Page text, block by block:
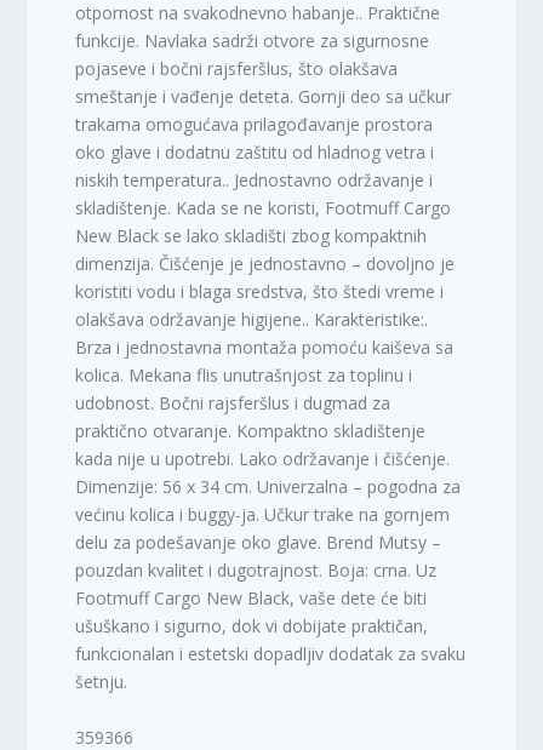
otpornost na svakodnevno habanje.. Praktične
funkcije. Navlaka sadrži otvore za sigurnosne
pojaseve i bočni rajsferšlus, što olakšava
smeštanje i vađenje deteta. Gornji deo sa učkur
trakama omogućava prilagođavanje prostora
oko glave i dodatnu zaštitu od hladnog vetra i
niskih temperatura.. Jednostavno održavanje i
skladištenje. Kada se ne koristi, Footmuff Cargo
New Black se lako skladišti zbog kompaktnih
dimenzija. Čišćenje je jednostavno – dovoljno je
koristiti vodu i blaga sredstva, što štedi vreme i
olakšava održavanje higijene.. Karakteristike:.
Brza i jednostavna montaža pomoću kaiševa sa
kolica. Mekana flis unutrašnjost za toplinu i
udobnost. Bočni rajsferšlus i dugmad za
praktično otvaranje. Kompaktno skladištenje
kada nije u upotrebi. Lako održavanje i čišćenje.
Dimenzije: 56 x 34 cm. Univerzalna – pogodna za
većinu kolica i buggy-ja. Učkur trake na gornjem
delu za podešavanje oko glave. Brend Mutsy –
pouzdan kvalitet i dugotrajnost. Boja: crna. Uz
Footmuff Cargo New Black, vaše dete će biti
ušuškano i sigurno, dok vi dobijate praktičan,
funkcionalan i estetski dopadljiv dodatak za svaku
šetnju.
359366